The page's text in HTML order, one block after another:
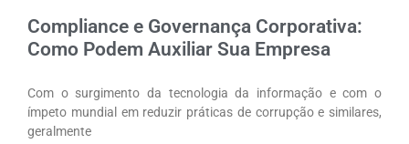
Compliance e Governança Corporativa:
Como Podem Auxiliar Sua Empresa
Com o surgimento da tecnologia da informação e com o
ímpeto mundial em reduzir práticas de corrupção e similares,
geralmente